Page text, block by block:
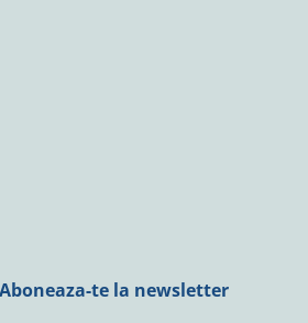
Aboneaza-te la newsletter